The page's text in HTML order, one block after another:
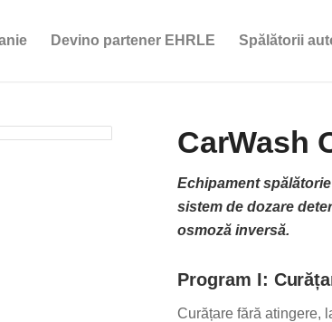
Devino partener EHRLE Spălătorii
CarWash
Echipament
sistem de dozare
osmoză inversă.
Program I:
Curățare fără atingere,